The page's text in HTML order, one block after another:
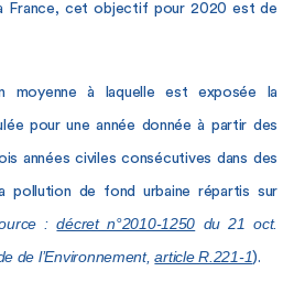
France, cet objectif pour 2020 est de
moyenne à laquelle est exposée la
pour une année donnée à partir des
années civiles consécutives dans des
pollution de fond urbaine répartis sur
:décret n°2010-1250 du 21 oct.
de l’Environnement,article R.221-1).